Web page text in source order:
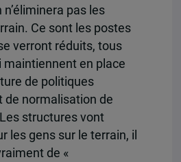
n’éliminera pas les
Ce sont les postes
verront réduits, tous
maintiennent en place
de politiques
de normalisation de
structures vont
les gens sur le terrain, il
de «